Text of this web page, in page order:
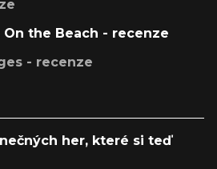
the Beach - recenze
- recenze
her, které si teď